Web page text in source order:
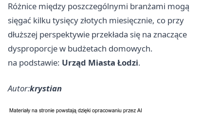
Różnice między poszczególnymi branżami mogą
sięgać kilku tysięcy złotych miesięcznie, co przy
dłuższej perspektywie przekłada się na znaczące
dysproporcje w budżetach domowych.
na podstawie: Urząd Miasta Łodzi.
Autor:krystian